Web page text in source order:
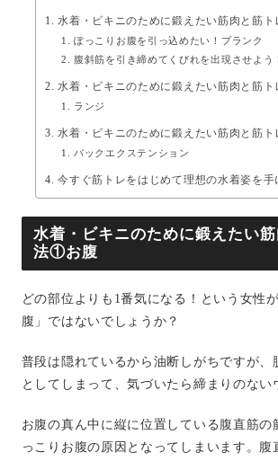
水着・ビキニのために鍛えたい筋肉と筋
ぽっこりお腹を引っ込めたい！プランク
腹斜筋を引き締めてくびれを出現させよう
水着・ビキニのために鍛えたい筋肉と筋
ランジ
水着・ビキニのために鍛えたい筋肉と筋
バックエクステンション
今すぐ筋トレをはじめて理想の水着姿を手
水着・ビキニのために鍛えたい
法①お腹
どの部位よりも1番気になる！という女性
腹」ではないでしょうか？
普段は隠れているから油断しがちですが、
としてしまって、気づいたら締まりのな
お腹の真ん中に縦に位置している腹直筋の
っこりお腹の原因となってしまいます。腹